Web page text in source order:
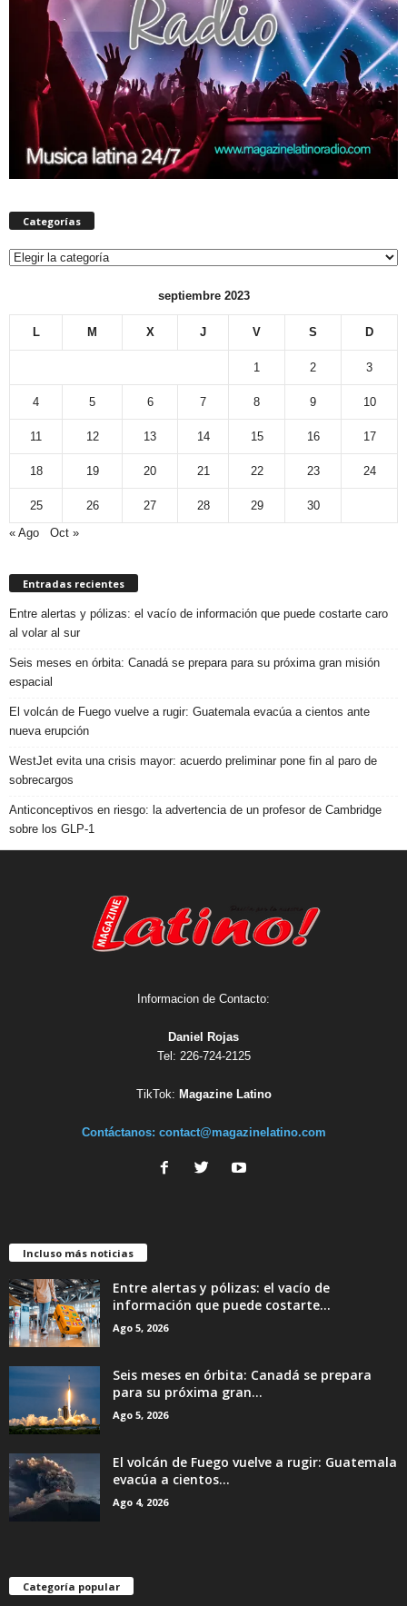
Categorías
Categorías
septiembre 2023
L M X J V S D
1 2 3
4 5 6 7 8 9 10
11 12 13 14 15 16 17
18 19 20 21 22 23 24
25 26 27 28 29
30
« Ago
Oct »
Entradas recientes
Entre alertas y pólizas: el vacío de información que puede costarte caro
al volar al sur
Seis meses en órbita: Canadá se prepara para su próxima gran misión
espacial
El volcán de Fuego vuelve a rugir: Guatemala evacúa a cientos ante
nueva erupción
WestJet evita una crisis mayor: acuerdo preliminar pone fin al paro de
sobrecargos
Anticonceptivos en riesgo: la advertencia de un profesor de Cambridge
sobre los GLP-1
Informacion de Contacto:
Daniel Rojas
Tel: 226-724-2125
TikTok: Magazine Latino
Contáctanos: contact@magazinelatino.com
Incluso más noticias
Entre alertas y pólizas: el vacío de
información que puede costarte...
Ago 5, 2026
Seis meses en órbita: Canadá se prepara
para su próxima gran...
Ago 5, 2026
El volcán de Fuego vuelve a rugir: Guatemala
evacúa a cientos...
Ago 4, 2026
Categoría popular